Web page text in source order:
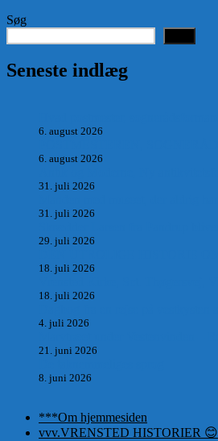
Søg
Seneste indlæg
6. august 2026
6. august 2026
31. juli 2026
31. juli 2026
29. juli 2026
18. juli 2026
18. juli 2026
4. juli 2026
21. juni 2026
8. juni 2026
***Om hjemmesiden
vvv.VRENSTED HISTORIER 😊